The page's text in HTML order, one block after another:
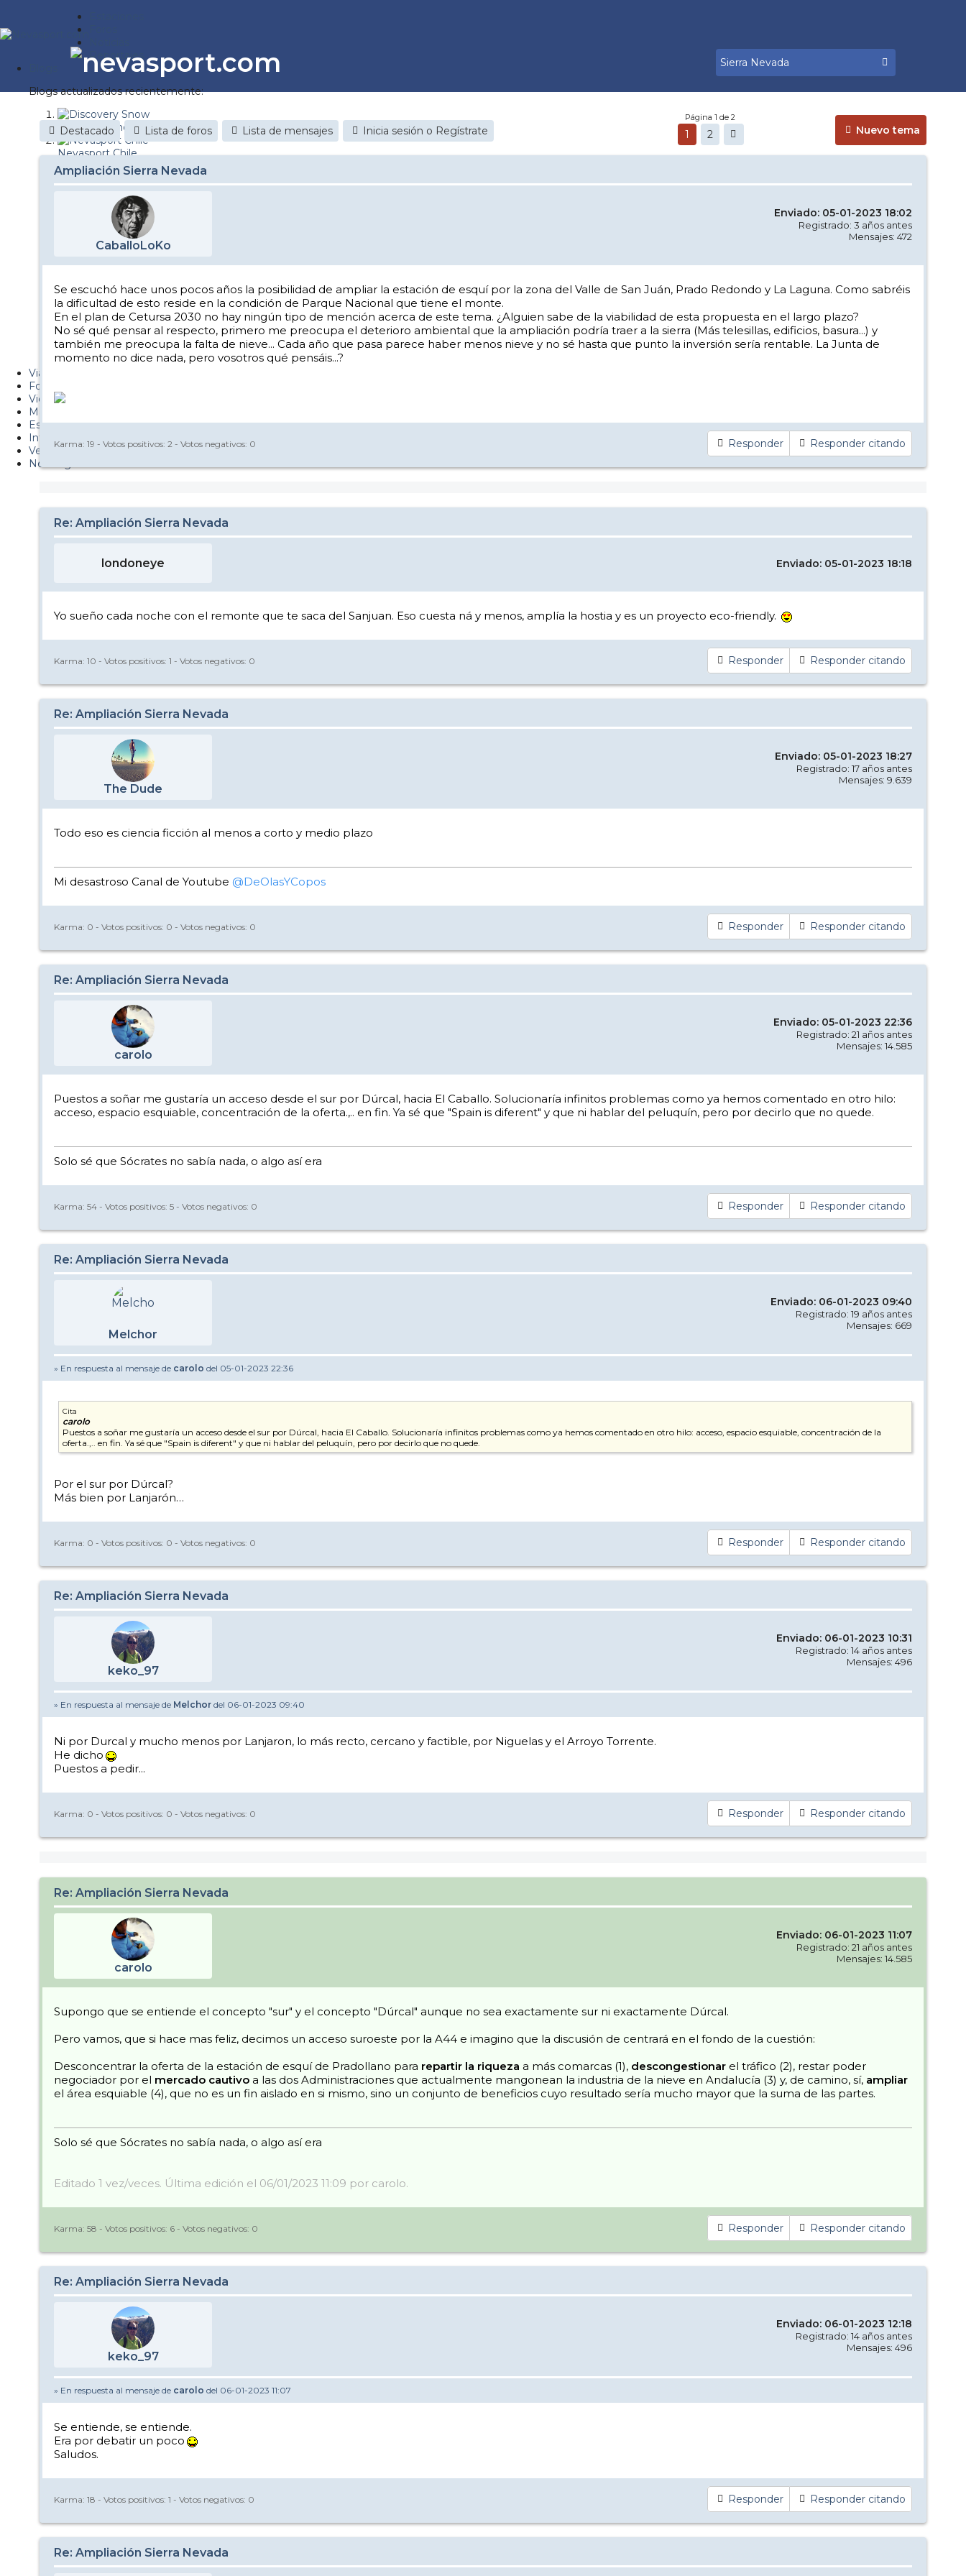
Reportajes
Blogs actualizados recientemente:
Discovery Snow
Nevasport Chile
Esquiaryviajar.com
nevasport blog
Diario de un friki
Revista NIX
Metiendo Cantos
PUCAF - Blog
Viajes
Fotos
Videos
Material
Esquí Pro
Infonieve
Verano
Nevalog
Nuevo tema
Destacado Lista de foros Lista de mensajes Inicia sesión o Regístrate
Página 1 de 2
1 2
Ampliación Sierra Nevada
CaballoLoKo
Enviado: 05-01-2023 18:02
Registrado: 3 años antes
Mensajes: 472
Se escuchó hace unos pocos años la posibilidad de ampliar la estación de esquí por la zona del Valle de San Juán, Prado Redondo y La Laguna. Como sabréis
la dificultad de esto reside en la condición de Parque Nacional que tiene el monte.
En el plan de Cetursa 2030 no hay ningún tipo de mención acerca de este tema. ¿Alguien sabe de la viabilidad de esta propuesta en el largo plazo?
No sé qué pensar al respecto, primero me preocupa el deterioro ambiental que la ampliación podría traer a la sierra (Más telesillas, edificios, basura...) y
también me preocupa la falta de nieve... Cada año que pasa parece haber menos nieve y no sé hasta que punto la inversión sería rentable. La Junta de
momento no dice nada, pero vosotros qué pensáis...?
Responder Responder citando
Karma: 19 - Votos positivos: 2 - Votos negativos: 0
Re: Ampliación Sierra Nevada
londoneye Enviado: 05-01-2023 18:18
Yo sueño cada noche con el remonte que te saca del Sanjuan. Eso cuesta ná y menos, amplía la hostia y es un proyecto eco-friendly.
Responder Responder citando
Karma: 10 - Votos positivos: 1 - Votos negativos: 0
Re: Ampliación Sierra Nevada
The Dude
Enviado: 05-01-2023 18:27
Registrado: 17 años antes
Mensajes: 9.639
Todo eso es ciencia ficción al menos a corto y medio plazo
Mi desastroso Canal de Youtube @DeOlasYCopos
Responder Responder citando
Karma: 0 - Votos positivos: 0 - Votos negativos: 0
Re: Ampliación Sierra Nevada
carolo
Enviado: 05-01-2023 22:36
Registrado: 21 años antes
Mensajes: 14.585
Puestos a soñar me gustaría un acceso desde el sur por Dúrcal, hacia El Caballo. Solucionaría infinitos problemas como ya hemos comentado en otro hilo:
acceso, espacio esquiable, concentración de la oferta.,.. en fin. Ya sé que "Spain is diferent" y que ni hablar del peluquín, pero por decirlo que no quede.
Solo sé que Sócrates no sabía nada, o algo así era
Responder Responder citando
Karma: 54 - Votos positivos: 5 - Votos negativos: 0
Re: Ampliación Sierra Nevada
Melchor
Enviado: 06-01-2023 09:40
Registrado: 19 años antes
Mensajes: 669
» En respuesta al mensaje de carolo del 05-01-2023 22:36
Cita
carolo
Puestos a soñar me gustaría un acceso desde el sur por Dúrcal, hacia El Caballo. Solucionaría infinitos problemas como ya hemos comentado en otro hilo: acceso, espacio esquiable, concentración de la
oferta.,.. en fin. Ya sé que "Spain is diferent" y que ni hablar del peluquín, pero por decirlo que no quede.
Por el sur por Dúrcal?
Más bien por Lanjarón…
Responder Responder citando
Karma: 0 - Votos positivos: 0 - Votos negativos: 0
Re: Ampliación Sierra Nevada
keko_97
Enviado: 06-01-2023 10:31
Registrado: 14 años antes
Mensajes: 496
» En respuesta al mensaje de Melchor del 06-01-2023 09:40
Ni por Durcal y mucho menos por Lanjaron, lo más recto, cercano y factible, por Niguelas y el Arroyo Torrente.
He dicho
Puestos a pedir...
Responder Responder citando
Karma: 0 - Votos positivos: 0 - Votos negativos: 0
Re: Ampliación Sierra Nevada
carolo
Enviado: 06-01-2023 11:07
Registrado: 21 años antes
Mensajes: 14.585
Supongo que se entiende el concepto "sur" y el concepto "Dúrcal" aunque no sea exactamente sur ni exactamente Dúrcal.
Pero vamos, que si hace mas feliz, decimos un acceso suroeste por la A44 e imagino que la discusión de centrará en el fondo de la cuestión:
Desconcentrar la oferta de la estación de esquí de Pradollano para repartir la riqueza a más comarcas (1), descongestionar el tráfico (2), restar poder
negociador por el mercado cautivo a las dos Administraciones que actualmente mangonean la industria de la nieve en Andalucía (3) y, de camino, sí, ampliar
el área esquiable (4), que no es un fin aislado en si mismo, sino un conjunto de beneficios cuyo resultado sería mucho mayor que la suma de las partes.
Solo sé que Sócrates no sabía nada, o algo así era
Editado 1 vez/veces. Última edición el 06/01/2023 11:09 por carolo.
Responder Responder citando
Karma: 58 - Votos positivos: 6 - Votos negativos: 0
Re: Ampliación Sierra Nevada
keko_97
Enviado: 06-01-2023 12:18
Registrado: 14 años antes
Mensajes: 496
» En respuesta al mensaje de carolo del 06-01-2023 11:07
Se entiende, se entiende.
Era por debatir un poco
Saludos.
Responder Responder citando
Karma: 18 - Votos positivos: 1 - Votos negativos: 0
Re: Ampliación Sierra Nevada